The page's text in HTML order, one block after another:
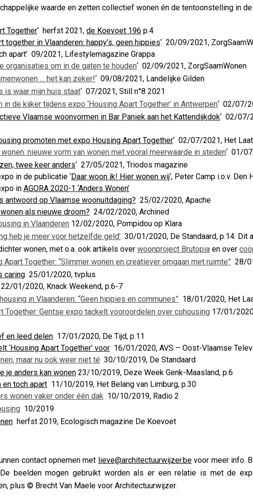
waarde en zetten collectief wonen én de tentoonstelling in de
Together‘ herfst 2021, de Koevoet 196 p.4
together in Vlaanderen: happy’s, geen hippies‘ 20/09/2021,
apart’ 09/2021, Lifestylemagazine Grappa
organisaties om in de gaten te houden‘ 02/09/2021, ZorgSaamWonen
… het kan zeker!‘ 09/08/2021, Landelijke Gilden
is waar mijn huis staat‘ 07/2021, Still n°8 2021
in de kijker tijdens expo ‘Housing Apart Together’ in Antwerpen‘ 02/07/
Vlaamse woonvormen in Bar Paniek aan het Kattendijkdok‘ 02/07/
promoten met expo Housing Apart Together‘ 02/07/2021, Het
nieuwe vorm van wonen met vooral meerwaarde in steden‘ 01/
twee keer anders‘ 27/05/2021, Triodos magazine
in de publicatie ‘Daar woon ik! Hier wonen wij‘, Peter Camp i.o.v. Den
in AGORA 2020-1 ‘Anders Wonen’
antwoord op Vlaamse woonuitdaging? 25/02/2020, Apache
als nieuwe droom? 24/02/2020, Archined
in Vlaanderen 12/02/2020, Pompidou op Klara
heb je meer voor hetzelfde geld’ 30/01/2020, De Standaard, p.14. Dit
wonen, met o.a. ook artikels over woonproject Brutopia en over
Apart Together: “Slimmer wonen en creatiever omgaan met ruimte” 28/
caring 25/01/2020, tvplus
22/01/2020, Knack Weekend, p.6-7
in Vlaanderen: “Geen hippies en communes” 18/01/2020, Het
Together: Gentse expo tackelt vooroordelen over cohousing 17/01/
en leed delen 17/01/2020, De Tijd, p.11
‘Housing Apart Together’ voor 16/01/2020, AVS – Oost-Vlaamse
maar nu ook weer niet té 30/10/2019, De Standaard
je anders kan wonen 23/10/2019, Deze Week Genk-Maasland, p.6
en toch apart 11/10/2019, Het Belang van Limburg, p.30
wonen vaker onder één dak 10/10/2019, Radio 2
10/2019
herfst 2019, Ecologisch magazine De Koevoet
contact opnemen met lieve@architectuurwijzer.bevoor meer info.
beelden mogen gebruikt worden als er een relatie is met de
plus © Brecht Van Maele voor Architectuurwijzer.